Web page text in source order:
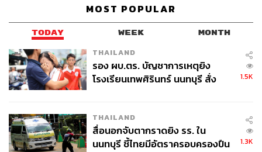
มุมมองต่อการทำงานของอิชิอิ, เขาจะสานต่อแนวทาง
เดิม หรือสร้าง ‘Hudson Way’ ขึ้นมาใหม่?
MOST POPULAR
TODAY WEEK MONTH
THAILAND
รอง ผบ.ตร. บัญชาการเหตุยิง
โรงเรียนเทพศิรินทร์ นนทบุรี สั่ง
1.5K
THAILAND
สื่อนอกจับตากราดยิง รร. ใน
นนทบุรี ชี้ไทยมีอัตราครอบครองปืน
1.3K